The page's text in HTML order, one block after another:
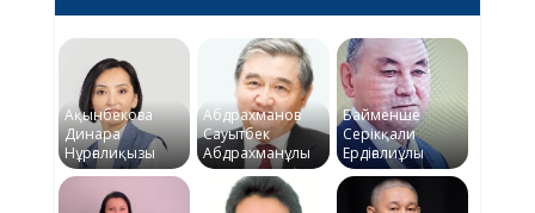
Ақынбекова
Динара
Нұрғалиқызы
Абдрахманов
Сауытбек
Абдрахманұлы
Байменше
Серікқали
Ердіғалиұлы